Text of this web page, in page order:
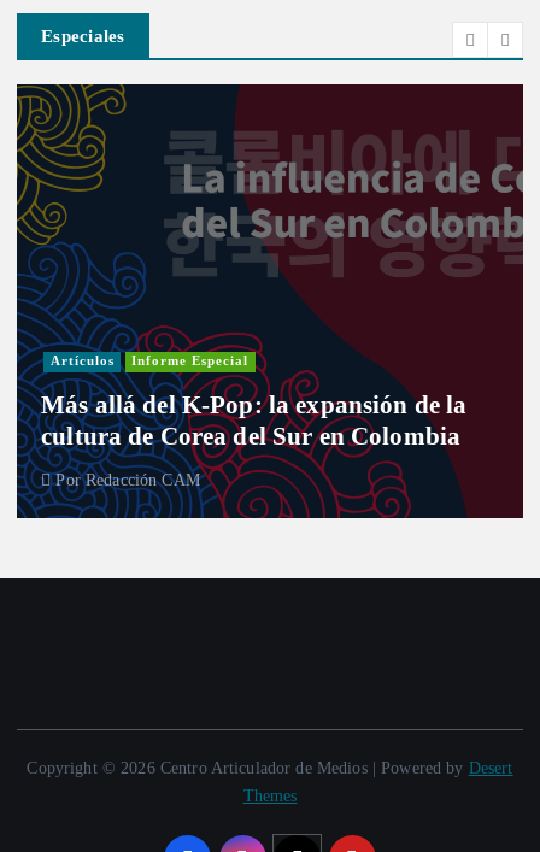
Especiales
Artículos Informe Especial
Más allá del K-Pop: la expansión de la
cultura de Corea del Sur en Colombia
PorRedacción CAM
Copyright © 2026 Centro Articulador de Medios | Powered by Desert
Themes